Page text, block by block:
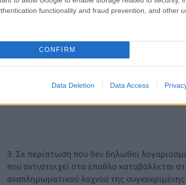
functionality and fraud prevention, and other
CONFIRM
Data Deletion Data Access
3. Σε περίπτωση που δεν δηλωθεί
που αντιστοιχεί στο έπαθλο καταβάλλεται
αναπληρωματικού λαχνού της